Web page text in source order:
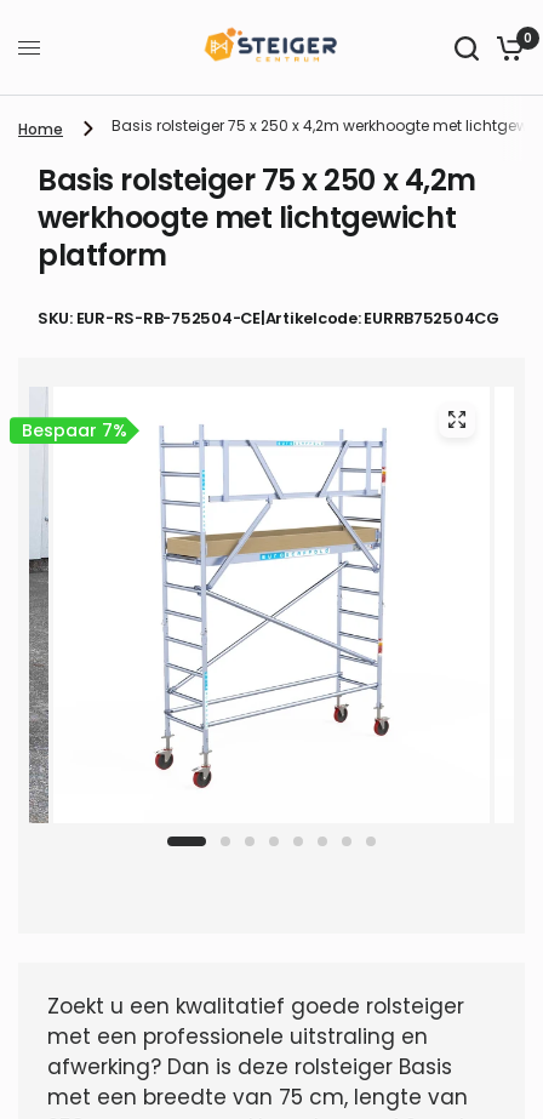
0
Home Basis rolsteiger 75 x 250 x 4,2m werkhoogte met
Basis rolsteiger 75 x 250 x 4,2m
werkhoogte met lichtgewicht
platform
SKU: EUR-RS-RB-752504-CE| Artikelcode: EURRB752504CG
Bespaar 7%
Zoekt u een kwalitatief goede rolsteiger
met een professionele uitstraling en
afwerking? Dan is deze rolsteiger Basis
met een breedte van 75 cm, lengte van